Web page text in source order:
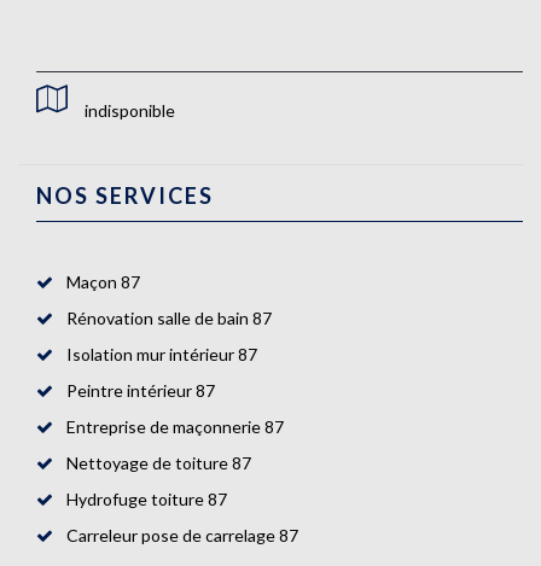
indisponible
NOS SERVICES
Maçon 87
Rénovation salle de bain 87
Isolation mur intérieur 87
Peintre intérieur 87
Entreprise de maçonnerie 87
Nettoyage de toiture 87
Hydrofuge toiture 87
Carreleur pose de carrelage 87